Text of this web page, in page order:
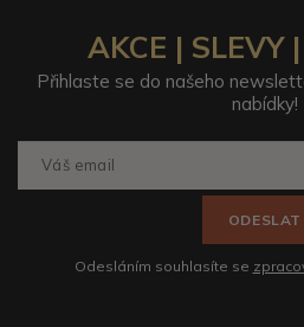
AKCE | SLEVY
Přihlaste se do našeho
nabídky!
ODESLAT
Odesláním souhlasíte se